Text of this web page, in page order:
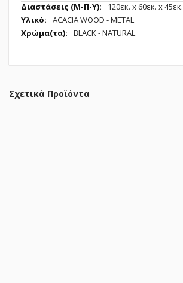
Περισσότερες
Πληροφορίες
120εк. x 60εк. x 45εк.
ACACIA WOOD - METAL
BLACK - NATURAL
Σχετικά Προϊόντα